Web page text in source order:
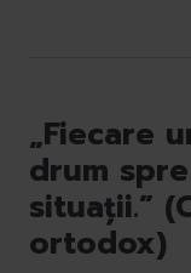
„Fiecare
drum
situații.”
ortodox)